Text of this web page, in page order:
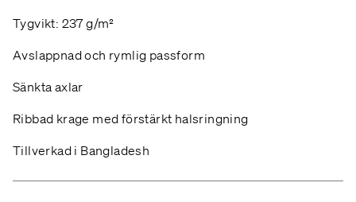
Tygvikt: 237 g/m²
Avslappnad och rymlig passform
Sänkta axlar
Ribbad krage med förstärkt halsringning
Tillverkad i Bangladesh